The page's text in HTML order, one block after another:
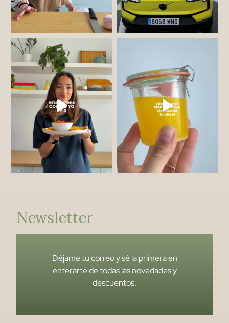
Newsletter
Déjame tu correo y sé la primera en
enterarte de todas las novedades y
descuentos.